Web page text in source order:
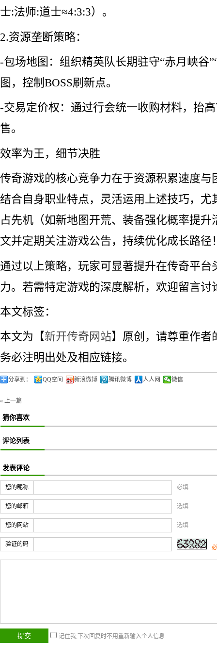
士:法师:道士≈4:3:3）。
2.资源垄断策略：
-包场地图：组织精英队长期驻守“赤月峡谷
图，控制BOSS刷新点。
-交易定价权：通过行会统一收购材料，抬
售。
效率为王，细节决胜
传奇游戏的核心竞争力在于资源积累速度与
结合自身职业特点，灵活运用上述技巧，尤
占先机（如新地图开荒、装备强化概率提升
文并定期关注游戏公告，持续优化成长路径
通过以上策略，玩家可显著提升在传奇平台
力。若需特定游戏的深度解析，欢迎留言讨
本文标签：
本文为【新开传奇网站】原创，请尊重作者
务必注明出处及相应链接。
分享到： QQ空间 新浪微博 腾讯微博 人人网 微信
« 上一篇
猜你喜欢
评论列表
发表评论
您的昵称 必填
您的邮箱 选填
您的网站 选填
验证的码
记住我,下次回复时不用重新输入个人信息